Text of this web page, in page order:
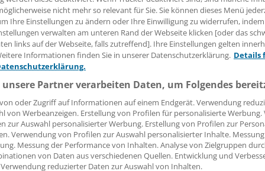
15:25 Uhr
Noch vor einigen Monaten hätte sich mancher
Augen gerieben bei der Vorstellung, ein
Spitze der deutschen Ärzteschaft schaffen.
jubeln, wahlweise müssen sie sich damit anfreunden: Dr.
für Allgemeinmedizin aus Bielefeld, ist der neue
Chapeau, lieber Ärztetag! 70 Jahre ist es her, dass
nicht mehr so relevant für Sie. Sie können dieses Menü
Ihre Einstellungen zu ändern oder Ihre Einwilligung zu widerrufen, indem
verwalten am unteren Rand der Webseite klicken [oder das
links auf der Webseite, falls zutreffend]. Ihre Einstellungen gelten
Informationen finden Sie in unserer Datenschutzerklärung. Details
Partner verarbeiten Daten, um Folgendes
oder Zugriff auf Informationen auf einem Endgerät. Verwendung
von Werbeanzeigen. Erstellung von Profilen für personalisierte
zur Auswahl personalisierter Werbung. Erstellung von Profilen zur
Verwendung von Profilen zur Auswahl personalisierter Inhalte.
Messung der Performance von Inhalten. Analyse von Zielgruppen
von Daten aus verschiedenen Quellen. Entwicklung und
reduzierter Daten zur Auswahl von Inhalten.